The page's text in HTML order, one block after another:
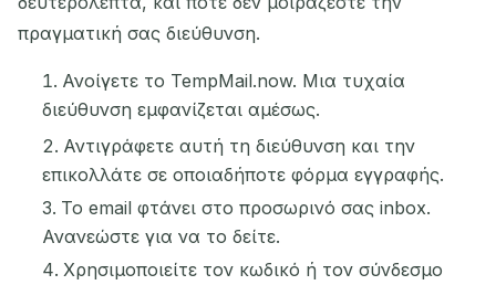
Επόμενη ανανέωση σε
ΑΠΟΣΤΟΛΈΑΣ ΘΈΜΑ
πραγματική σας διεύθυνση.
Ανοίγετε το TempMail.now. Μια τυχαία
διεύθυνση εμφανίζεται αμέσως.
Αντιγράφετε αυτή τη διεύθυνση και την
επικολλάτε σε οποιαδήποτε φόρμα εγγραφής.
Το email φτάνει στο προσωρινό σας inbox.
Ανανεώστε για να το δείτε.
Χρησιμοποιείτε τον κωδικό ή τον σύνδεσμο